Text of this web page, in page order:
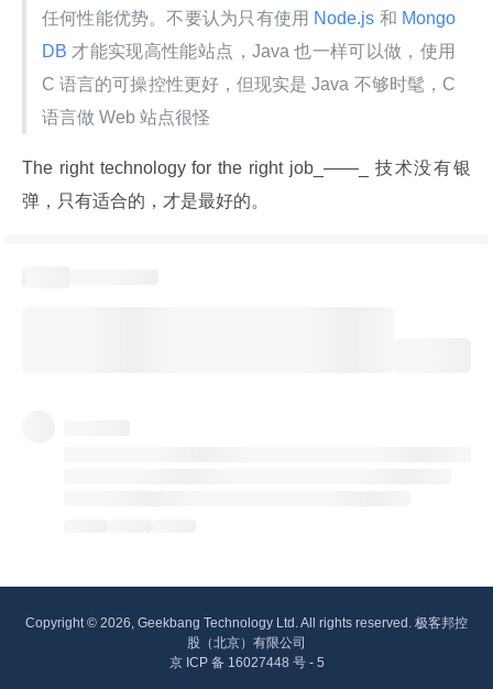
任何性能优势。不要认为只有使用 Node.js 和 Mongo
DB 才能实现高性能站点，Java 也一样可以做，使用
C 语言的可操控性更好，但现实是 Java 不够时髦，C
语言做 Web 站点很怪
The right technology for the right job_——_ 技术没有银
弹，只有适合的，才是最好的。
Copyright © 2026, Geekbang Technology Ltd. All rights reserved. 极客邦控
股（北京）有限公司
京 ICP 备 16027448 号 - 5